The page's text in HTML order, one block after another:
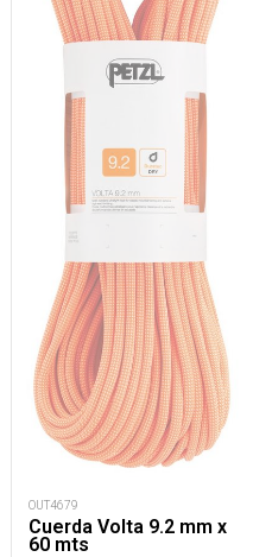
OUT4679
Cuerda Volta 9.2 mm x
60 mts